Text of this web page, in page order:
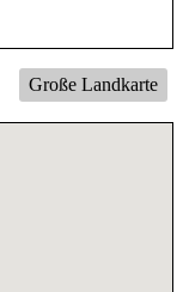
Große Landkarte